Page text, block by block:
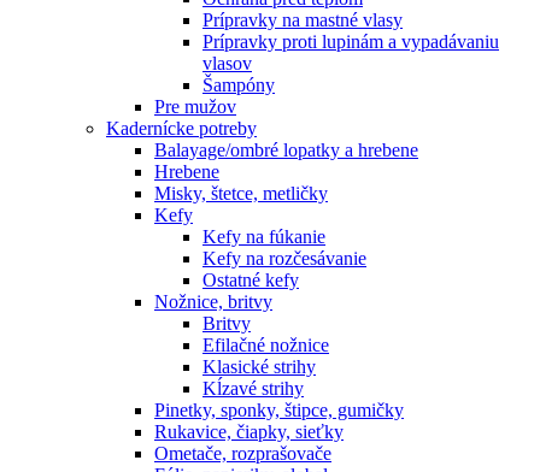
Prípravky na mastné vlasy
Prípravky proti lupinám a vypadávaniu
vlasov
Šampóny
Pre mužov
Kadernícke potreby
Balayage/ombré lopatky a hrebene
Hrebene
Misky, štetce, metličky
Kefy
Kefy na fúkanie
Kefy na rozčesávanie
Ostatné kefy
Nožnice, britvy
Britvy
Efilačné nožnice
Klasické strihy
Kĺzavé strihy
Pinetky, sponky, štipce, gumičky
Rukavice, čiapky, sieťky
Ometače, rozprašovače